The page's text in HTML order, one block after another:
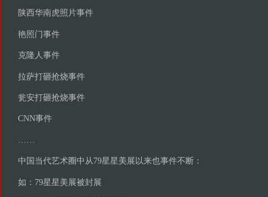
陕西华南虎照片事件
艳照门事件
克隆人事件
拉萨打砸抢烧事件
瓮安打砸抢烧事件
CNN事件
中国当代艺术圈中从79星星美展以来也事件不断：
如：79星星美展被封展